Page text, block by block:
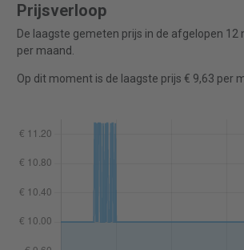
Prijsverloop
De laagste gemeten prijs in de afgelopen 12
per maand.
Op dit moment is de laagste prijs € 9,63 per